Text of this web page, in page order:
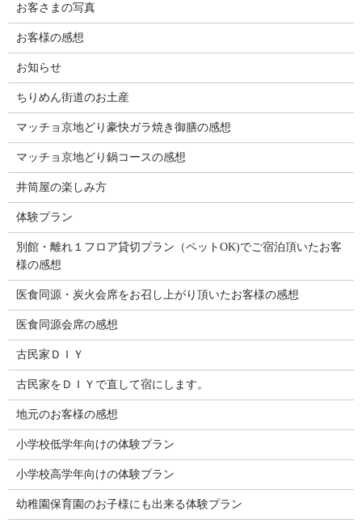
お客さまの写真
お客様の感想
お知らせ
ちりめん街道のお土産
マッチョ京地どり豪快ガラ焼き御膳の感想
マッチョ京地どり鍋コースの感想
井筒屋の楽しみ方
体験プラン
別館・離れ１フロア貸切プラン（ペットOK)でご宿泊頂いたお客
様の感想
医食同源・炭火会席をお召し上がり頂いたお客様の感想
医食同源会席の感想
古民家ＤＩＹ
古民家をＤＩＹで直して宿にします。
地元のお客様の感想
小学校低学年向けの体験プラン
小学校高学年向けの体験プラン
幼稚園保育園のお子様にも出来る体験プラン